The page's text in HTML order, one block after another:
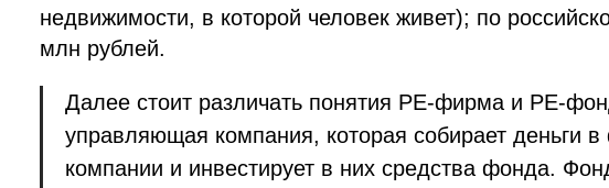
недвижимости, в которой человек живет); по
млн рублей.
Далее стоит различать понятия PE-фирма и PE-
управляющая компания, которая собирает деньги
компании и инвестирует в них средства фонда.